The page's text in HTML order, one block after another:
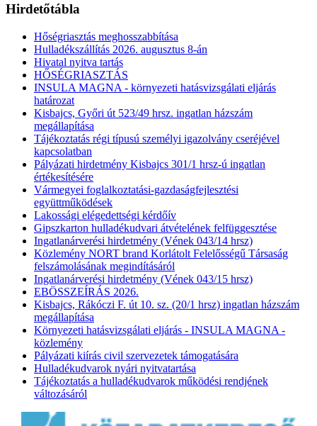
Hirdetőtábla
Hőségriasztás meghosszabbítása
Hulladékszállítás 2026. augusztus 8-án
Hivatal nyitva tartás
HŐSÉGRIASZTÁS
INSULA MAGNA - környezeti hatásvizsgálati eljárás
határozat
Kisbajcs, Győri út 523/49 hrsz. ingatlan házszám
megállapítása
Tájékoztatás régi típusú személyi igazolvány cseréjével
kapcsolatban
Pályázati hirdetmény Kisbajcs 301/1 hrsz-ú ingatlan
értékesítésére
Vármegyei foglalkoztatási-gazdaságfejlesztési
együttműködések
Lakossági elégedettségi kérdőív
Gipszkarton hulladékudvari átvételének felfüggesztése
Ingatlanárverési hirdetmény (Vének 043/14 hrsz)
Közlemény NORT brand Korlátolt Felelősségű Társaság
felszámolásának megindításáról
Ingatlanárverési hirdetmény (Vének 043/15 hrsz)
EBÖSSZEÍRÁS 2026.
Kisbajcs, Rákóczi F. út 10. sz. (20/1 hrsz) ingatlan házszám
megállapítása
Környezeti hatásvizsgálati eljárás - INSULA MAGNA -
közlemény
Pályázati kiírás civil szervezetek támogatására
Hulladékudvarok nyári nyitvatartása
Tájékoztatás a hulladékudvarok működési rendjének
változásáról